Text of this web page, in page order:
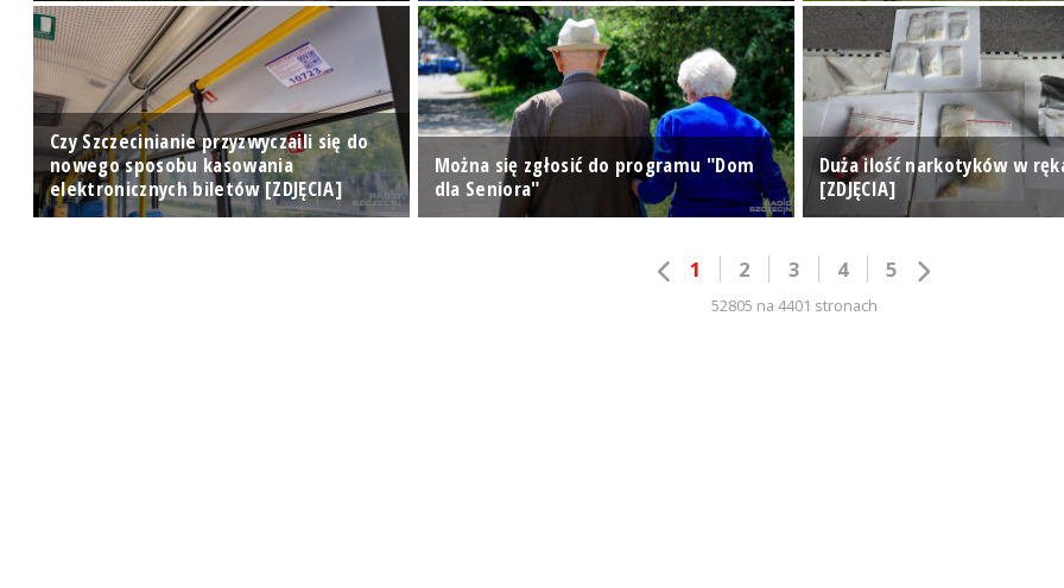
Czy Szczecinianie przyzwyczaili się do
nowego sposobu kasowania
elektronicznych biletów [ZDJĘCIA]
Można się zgłosić do programu "Dom
dla Seniora"
Duża ilość narkotyków w
[ZDJĘCIA]
1 2 3 4 5
52805 na 4401 stronach